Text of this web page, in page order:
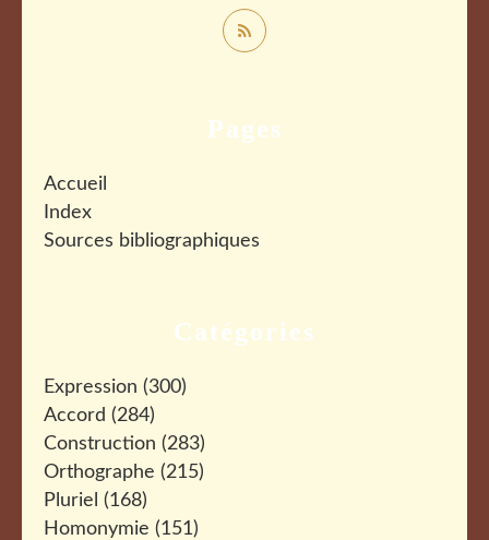
Catégories
Expression (300)
Accord (284)
Construction (283)
Orthographe (215)
Pluriel (168)
Homonymie (151)
Pages
Accueil
Index
Sources bibliographiques